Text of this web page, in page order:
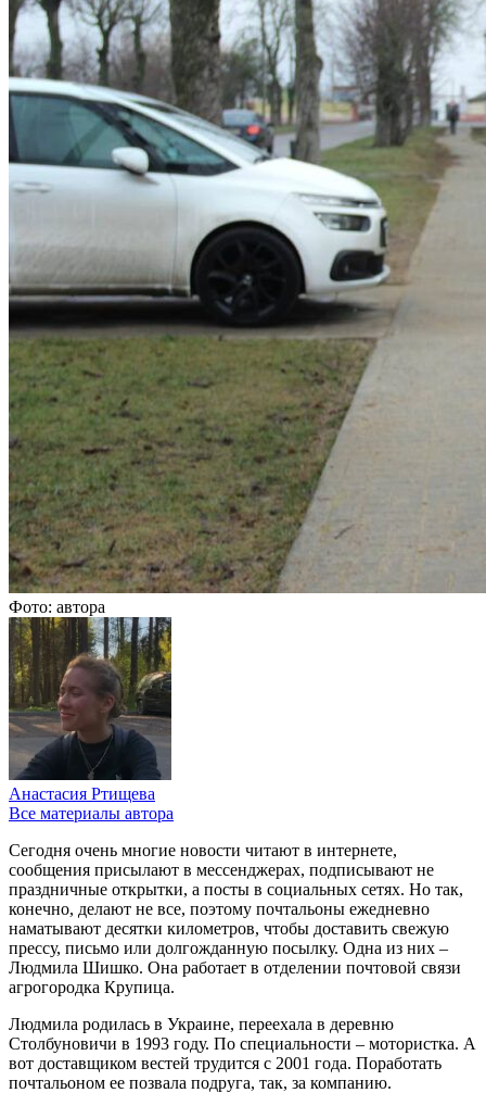
Фото: автора
Анастасия Ртищева
Все материалы автора
Сегодня очень многие новости читают в интернете,
сообщения присылают в мессенджерах, подписывают не
праздничные открытки, а посты в социальных сетях. Но так,
конечно, делают не все, поэтому почтальоны ежедневно
наматывают десятки километров, чтобы доставить свежую
прессу, письмо или долгожданную посылку. Одна из них –
Людмила Шишко. Она работает в отделении почтовой связи
агрогородка Крупица.
Людмила родилась в Украине, переехала в деревню
Столбуновичи в 1993 году. По специальности – мотористка. А
вот доставщиком вестей трудится с 2001 года. Поработать
почтальоном ее позвала подруга, так, за компанию.